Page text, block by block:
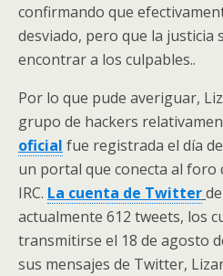
confirmando que
desviado, pero que la justicia
encontrar a los culpables..
Por lo que pude averiguar,
grupo de hackers
oficial fue registrada el día
un portal que conecta al foro
IRC. La cuenta de Twitter
actualmente 612 tweets, los
transmitirse el 18 de agosto
sus mensajes de Twitter,